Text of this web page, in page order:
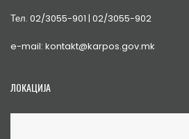
Тел. 02/3055-901 | 02/3055-902
e-mail: kontakt@karpos.gov.mk
ЛОКАЦИЈА